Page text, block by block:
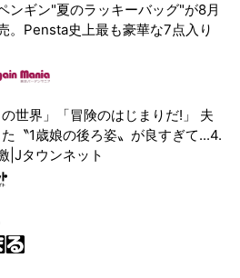
ンギン"夏のラッキーバッグ"が8月
。Pensta史上最も豪華な7点入り
の世界」「冒険のはじまりだ!」 夫
〝1歳娘の後ろ姿〟が良すぎて...4.
|Jタウンネット